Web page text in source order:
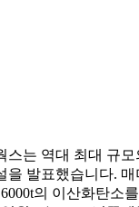
스는 역대 최대 규
을 발표했습니다.
의 이산화탄소